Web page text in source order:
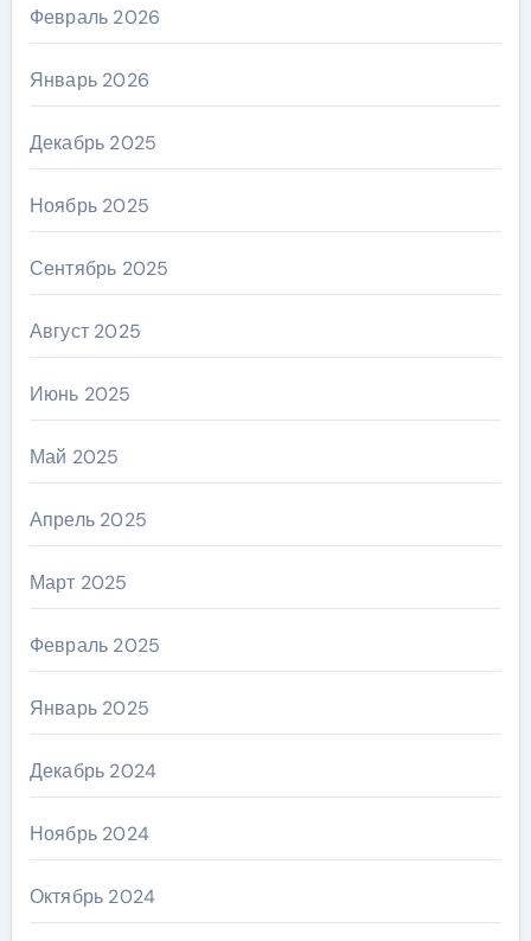
Февраль 2026
Январь 2026
Декабрь 2025
Ноябрь 2025
Сентябрь 2025
Август 2025
Июнь 2025
Май 2025
Апрель 2025
Март 2025
Февраль 2025
Январь 2025
Декабрь 2024
Ноябрь 2024
Октябрь 2024